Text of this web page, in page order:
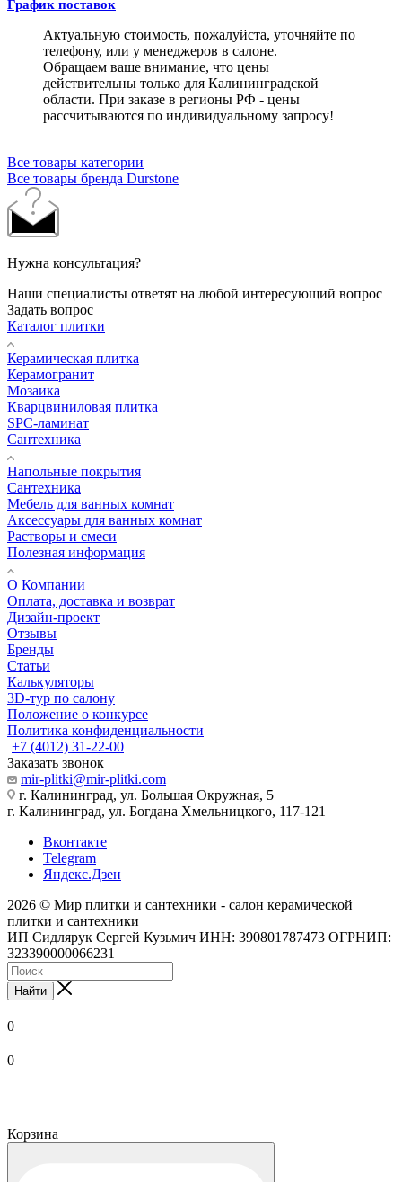
График поставок
Актуальную стоимость, пожалуйста, уточняйте по
телефону, или у менеджеров в салоне.
Обращаем ваше внимание, что цены
действительны только для Калининградской
области. При заказе в регионы РФ - цены
рассчитываются по индивидуальному запросу!
Все товары категории
Все товары бренда Durstone
Нужна консультация?
Наши специалисты ответят на любой интересующий вопрос
Задать вопрос
Каталог плитки
Керамическая плитка
Керамогранит
Мозаика
Кварцвиниловая плитка
SPC-ламинат
Сантехника
Напольные покрытия
Сантехника
Мебель для ванных комнат
Аксессуары для ванных комнат
Растворы и смеси
Полезная информация
О Компании
Оплата, доставка и возврат
Дизайн-проект
Отзывы
Бренды
Статьи
Калькуляторы
3D-тур по салону
Положение о конкурсе
Политика конфиденциальности
+7 (4012) 31-22-00
Заказать звонок
mir-plitki@mir-plitki.com
г. Калининград, ул. Большая Окружная, 5
г. Калининград, ул. Богдана Хмельницкого, 117-121
Вконтакте
Telegram
Яндекс.Дзен
2026 © Мир плитки и сантехники - салон керамической
плитки и сантехники
ИП Сидлярук Сергей Кузьмич ИНН: 390801787473 ОГРНИП:
323390000066231
Найти
0
0
Корзина